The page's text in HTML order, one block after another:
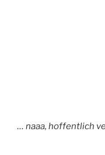
… naaa, hoffentlich